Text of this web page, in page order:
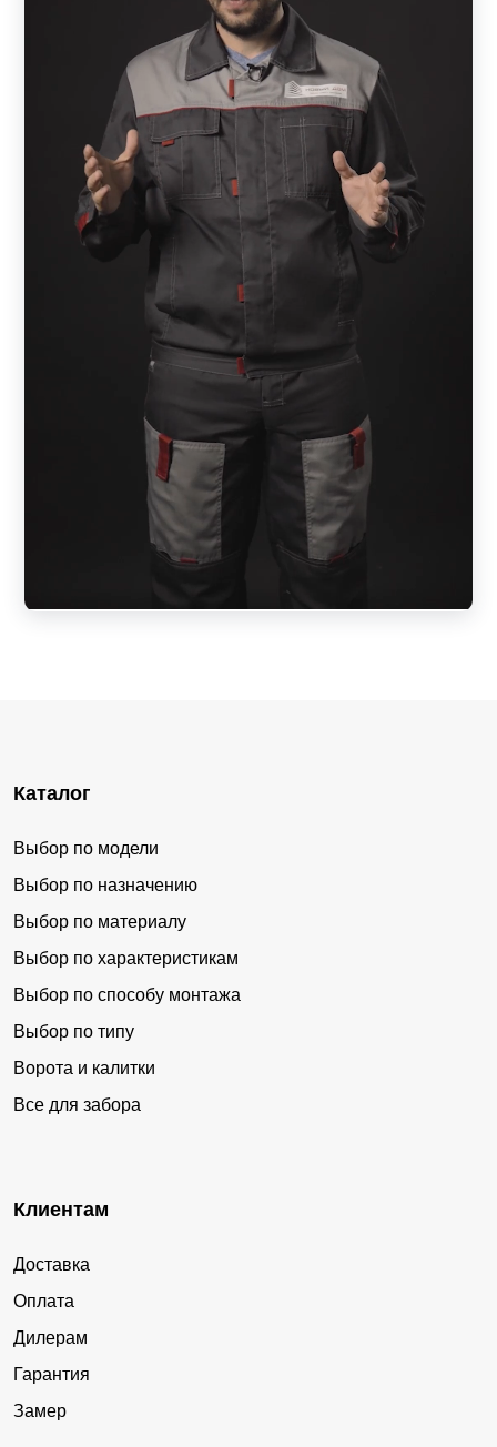
Каталог
Выбор по модели
Выбор по назначению
Выбор по материалу
Выбор по характеристикам
Выбор по способу монтажа
Выбор по типу
Ворота и калитки
Все для забора
Клиентам
Доставка
Оплата
Дилерам
Гарантия
Замер